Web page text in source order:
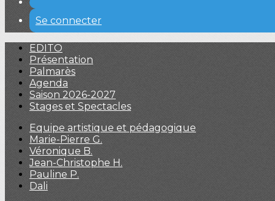
Se connecter
EDITO
Présentation
Palmarès
Agenda
Saison 2026-2027
Stages et Spectacles
Equipe artistique et pédagogique
Marie-Pierre G.
Véronique B.
Jean-Christophe H.
Pauline P.
Dali